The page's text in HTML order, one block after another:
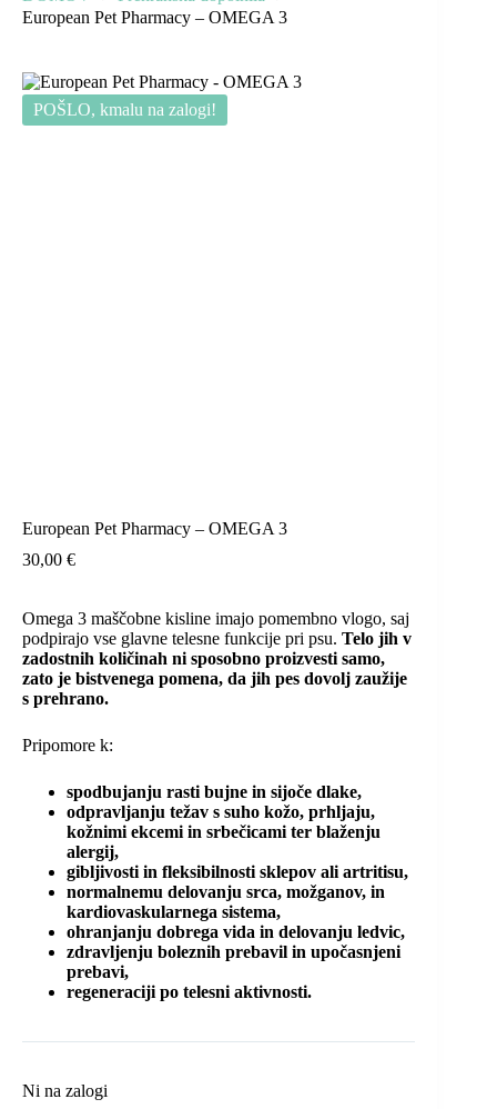
European Pet Pharmacy – OMEGA 3
POŠLO, kmalu na zalogi!
European Pet Pharmacy – OMEGA 3
30,00 €
Omega 3 maščobne kisline imajo pomembno vlogo, saj
podpirajo vse glavne telesne funkcije pri psu. Telo jih v
zadostnih količinah ni sposobno proizvesti samo,
zato je bistvenega pomena, da jih pes dovolj zaužije
s prehrano.
Pripomore k:
spodbujanju rasti bujne in sijoče dlake,
odpravljanju težav s suho kožo, prhljaju,
kožnimi ekcemi in srbečicami ter blaženju
alergij,
gibljivosti in fleksibilnosti sklepov ali artritisu,
normalnemu delovanju srca, možganov, in
kardiovaskularnega sistema,
ohranjanju dobrega vida in delovanju ledvic,
zdravljenju boleznih prebavil in upočasnjeni
prebavi,
regeneraciji po telesni aktivnosti.
Ni na zalogi